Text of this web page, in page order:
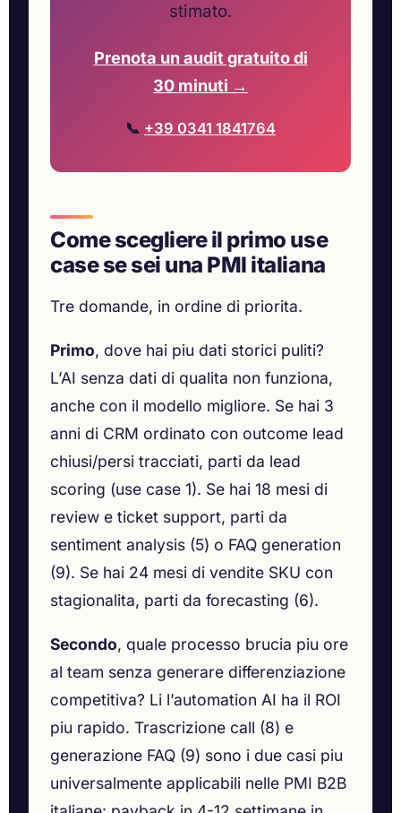
stimato.
Prenota un audit gratuito di
30 minuti →
📞 +39 0341 1841764
Come scegliere il primo use
case se sei una PMI italiana
Tre domande, in ordine di priorita.
Primo, dove hai piu dati storici puliti?
L’AI senza dati di qualita non funziona,
anche con il modello migliore. Se hai 3
anni di CRM ordinato con outcome lead
chiusi/persi tracciati, parti da lead
scoring (use case 1). Se hai 18 mesi di
review e ticket support, parti da
sentiment analysis (5) o FAQ generation
(9). Se hai 24 mesi di vendite SKU con
stagionalita, parti da forecasting (6).
Secondo, quale processo brucia piu ore
al team senza generare differenziazione
competitiva? Li l’automation AI ha il ROI
piu rapido. Trascrizione call (8) e
generazione FAQ (9) sono i due casi piu
universalmente applicabili nelle PMI B2B